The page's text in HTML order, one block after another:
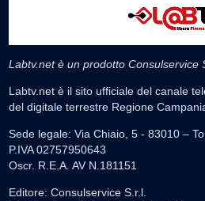
Labtv.net è un prodotto Consulservice
Labtv.net è il sito ufficiale del canale
del digitale terrestre Regione
Sede legale: Via Chiaio, 5 - 83010 –
P.IVA 02757950643
Oscr. R.E.A. AV N.181151
Editore: Consulservice S.r.l.